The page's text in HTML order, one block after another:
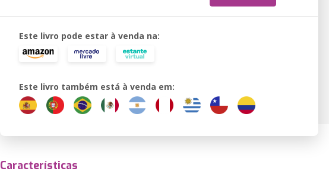
Este livro pode estar à venda na:
Este livro também está à venda em:
Características